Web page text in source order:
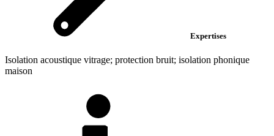
Expertises
Isolation acoustique vitrage; protection bruit; isolation phonique
maison